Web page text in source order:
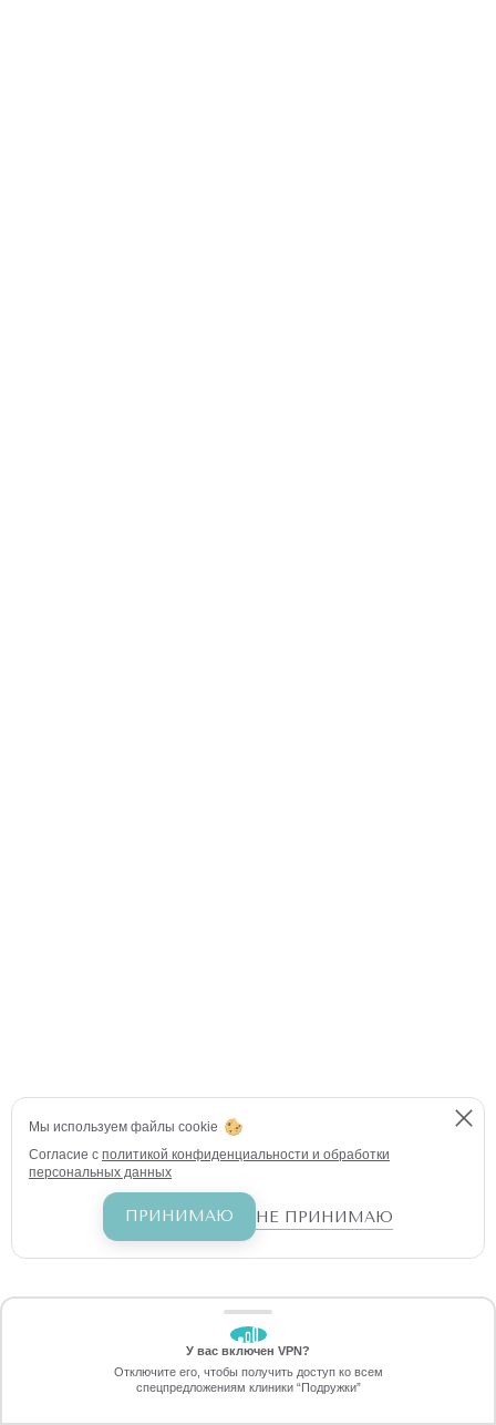
Позвоните
ЗАБЕРИТЕ СКИДКУ
70%
Мы используем файлы cookie
Согласие с политикой конфиденциальности и обработки
персональных данных
ПРИНИМАЮ НЕ ПРИНИМАЮ
У вас включен VPN?
Отключите его, чтобы получить доступ ко всем
спецпредложениям клиники “Подружки”